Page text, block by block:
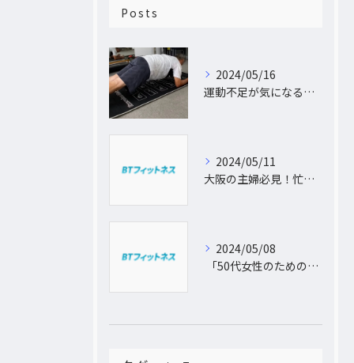
Posts
2024/05/16
運動不足が気になるあなたへ。大阪中崎町で自宅にパーソナルトレーナーがおうかがし!プライベート空間で理想のカラダづくり
2024/05/11
大阪の主婦必見！忙しい日常に合わせた出張パーソナルトレーニングで理想のボディを手に入れよう
2024/05/08
「50代女性のためのパーソナルトレーニング！運動不足から脱出し、理想の体型を手に入れよう」